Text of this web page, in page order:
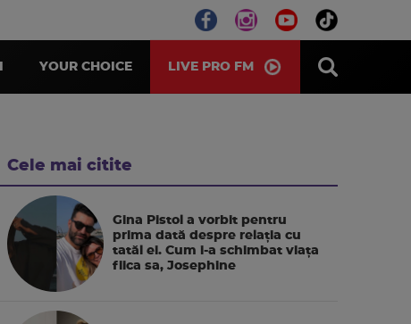
YOUR CHOICE LIVE PRO FM
Cele mai citite
Gina Pistol a vorbit pentru
prima dată despre relația cu
tatăl ei. Cum i-a schimbat viața
fiica sa, Josephine